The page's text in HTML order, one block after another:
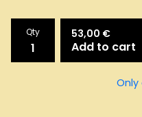
Qty 53,00 €
Add to cart